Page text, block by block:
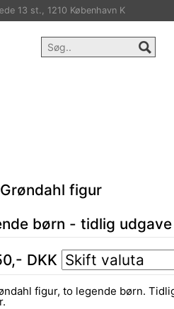
13 st., 1210 København K
figur
børn - tidlig udgave
,- DKK
figur, to legende børn.